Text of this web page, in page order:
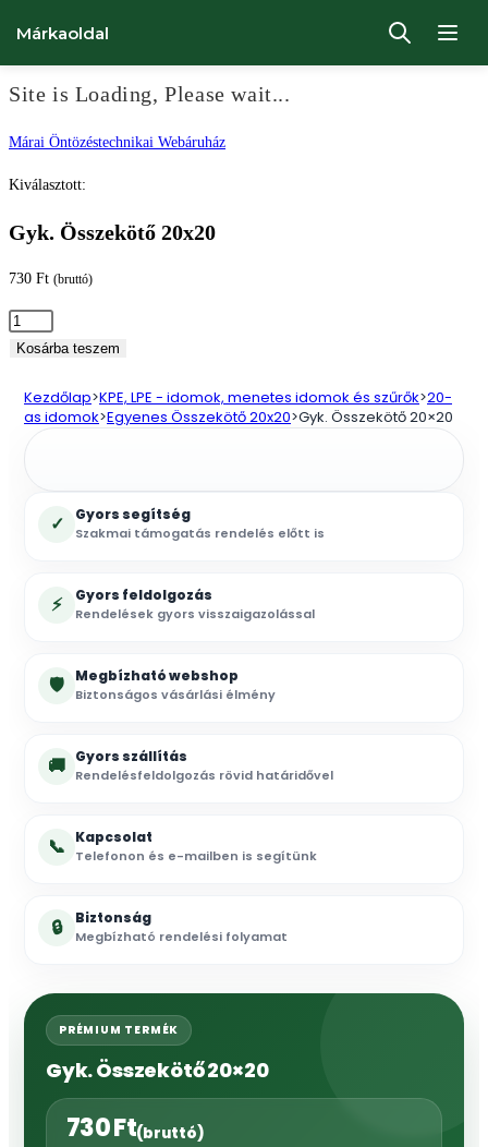
Site is Loading, Please wait...
Ugrás
Márai Öntözéstechnikai Webáruház
Márkaoldal
Kiválasztott:
Gyk. Összekötő 20x20
730 Ft (bruttó)
Gyk.
Összekötő
mennyiség
Kosárba teszem
Kezdőlap>KPE, LPE - idomok, menetes idomok és szűrők>20-
as idomok>Egyenes Összekötő 20x20>Gyk. Összekötő 20×20
✓ Gyors segítség
Szakmai támogatás rendelés előtt is
⚡ Gyors feldolgozás
Rendelések gyors visszaigazolással
🛡 Megbízható webshop
Biztonságos vásárlási élmény
🚚 Gyors szállítás
Rendelésfeldolgozás rövid határidővel
📞 Kapcsolat
Telefonon és e-mailben is segítünk
🔒 Biztonság
Megbízható rendelési folyamat
PRÉMIUM TERMÉK
Gyk. Összekötő 20×20
730Ft(bruttó)